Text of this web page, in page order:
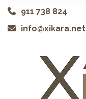
911 738 824
info@xikara.net